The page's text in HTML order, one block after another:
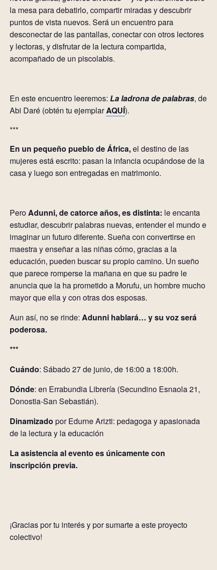
la mesa para debatirlo, compartir miradas y descubrir
puntos de vista nuevos. Será un encuentro para
desconectar de las pantallas, conectar con otros lectores
y lectoras, y disfrutar de la lectura compartida,
acompañado de un piscolabis.
En este encuentro leeremos: La ladrona de palabras, de
Abi Daré (obtén tu ejemplarAQUÍ).
***
En un pequeño pueblo de África,el destino de las
mujeres está escrito: pasan la infancia ocupándose de la
casa y luego son entregadas en matrimonio.
PeroAdunni, de catorce años, es distinta: le encanta
estudiar, descubrir palabras nuevas, entender el mundo e
imaginar un futuro diferente. Sueña con convertirse en
maestra y enseñar a las niñas cómo, gracias a la
educación, pueden buscar su propio camino. Un sueño
que parece romperse la mañana en que su padre le
anuncia que la ha prometido a Morufu, un hombre mucho
mayor que ella y con otras dos esposas.
Aun así, no se rinde: Adunni hablará… y su voz será
poderosa.
***
Cuándo: Sábado 27 de junio, de 16:00 a 18:00h.
Dónde: en Errabundia Librería (Secundino Esnaola 21,
Donostia-San Sebastián).
Dinamizado por Edurne Arizti: pedagoga y apasionada
de la lectura y la educación
La asistencia al evento es únicamente con
inscripción previa.
¡Gracias por tu interés y por sumarte a este proyecto
colectivo!